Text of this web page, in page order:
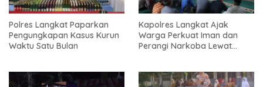
Polres Langkat Paparkan
Pengungkapan Kasus Kurun
Waktu Satu Bulan
Kapolres Langkat Ajak
Warga Perkuat Iman dan
Perangi Narkoba Lewat